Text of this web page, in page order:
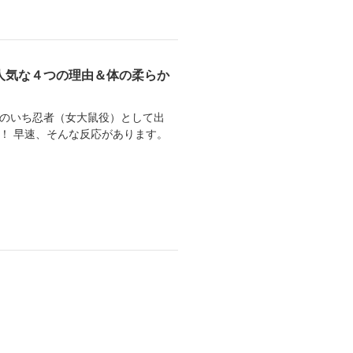
な４つの理由＆体の柔らか
いち忍者（女大鼠役）として出
早速、そんな反応があります。